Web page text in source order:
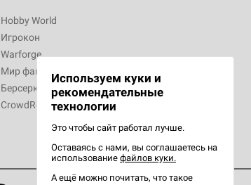
Hobby World
Игрокон
Warforge
Мир фантастики
Берсерк
CrowdRepublic
Используем куки и
рекомендательные
технологии
Это чтобы сайт работал лучше.
Оставаясь с нами, вы соглашаетесь на
использование файлов куки.
А ещё можно почитать, что такое